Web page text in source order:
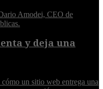
y deja una